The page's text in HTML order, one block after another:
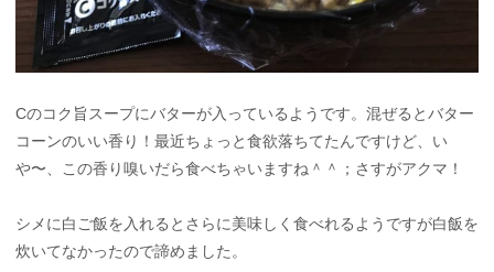
Cのコク旨スープにバターが入っているようです。混ぜるとバター
コーンのいい香り！最近ちょっと食欲落ちてたんですけど、い
や〜、この香り嗅いだら食べちゃいますね＾＾；さすがアクマ！
シメに白ご飯を入れるとさらに美味しく食べれるようですが白飯を
炊いてなかったので諦めました。